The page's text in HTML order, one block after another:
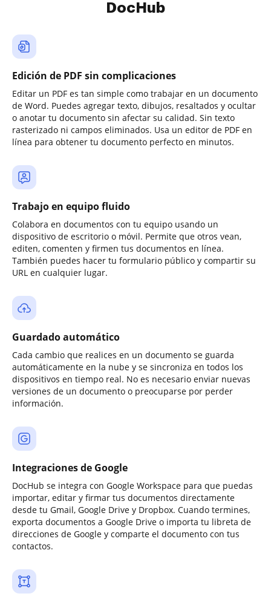
DocHub
Edición de PDF sin complicaciones
Editar un PDF es tan simple como trabajar en un documento
de Word. Puedes agregar texto, dibujos, resaltados y ocultar
o anotar tu documento sin afectar su calidad. Sin texto
rasterizado ni campos eliminados. Usa un editor de PDF en
línea para obtener tu documento perfecto en minutos.
Trabajo en equipo fluido
Colabora en documentos con tu equipo usando un
dispositivo de escritorio o móvil. Permite que otros vean,
editen, comenten y firmen tus documentos en línea.
También puedes hacer tu formulario público y compartir su
URL en cualquier lugar.
Guardado automático
Cada cambio que realices en un documento se guarda
automáticamente en la nube y se sincroniza en todos los
dispositivos en tiempo real. No es necesario enviar nuevas
versiones de un documento o preocuparse por perder
información.
Integraciones de Google
DocHub se integra con Google Workspace para que puedas
importar, editar y firmar tus documentos directamente
desde tu Gmail, Google Drive y Dropbox. Cuando termines,
exporta documentos a Google Drive o importa tu libreta de
direcciones de Google y comparte el documento con tus
contactos.